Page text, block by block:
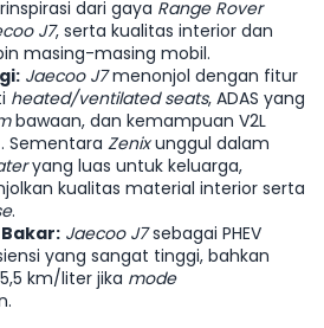
dari gaya Range Rover
J7, serta kualitas interior dan
masing-masing mobil.
Jaecoo J7menonjol dengan fitur
heated/ventilated seats, ADAS yang
bawaan, dan kemampuan V2L
Sementara Zenixunggul dalam
yang luas untuk keluarga,
kualitas material interior serta
.
Jaecoo J7sebagai PHEV
yang sangat tinggi, bahkan
km/liter jika mode